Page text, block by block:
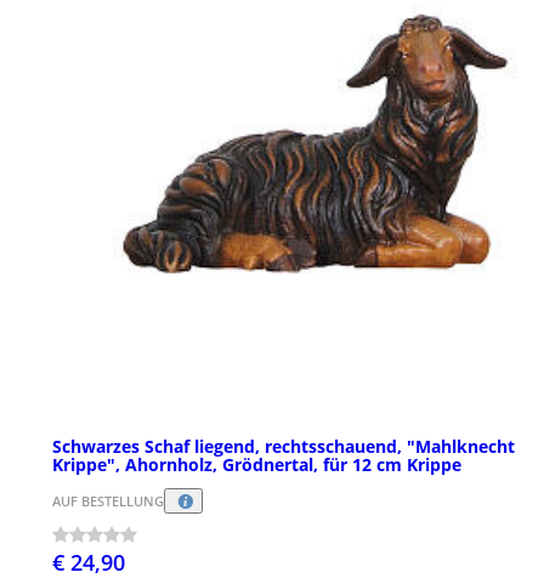
Schwarzes Schaf liegend, rechtsschauend, "Mahlknecht
Krippe", Ahornholz, Grödnertal, für 12 cm Krippe
AUF BESTELLUNG
€ 24,90